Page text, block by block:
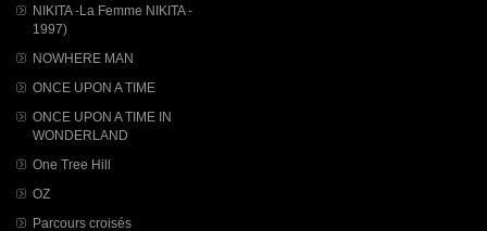
NIKITA -La Femme NIKITA -
1997)
NOWHERE MAN
ONCE UPON A TIME
ONCE UPON A TIME IN
WONDERLAND
One Tree Hill
OZ
Parcours croisés